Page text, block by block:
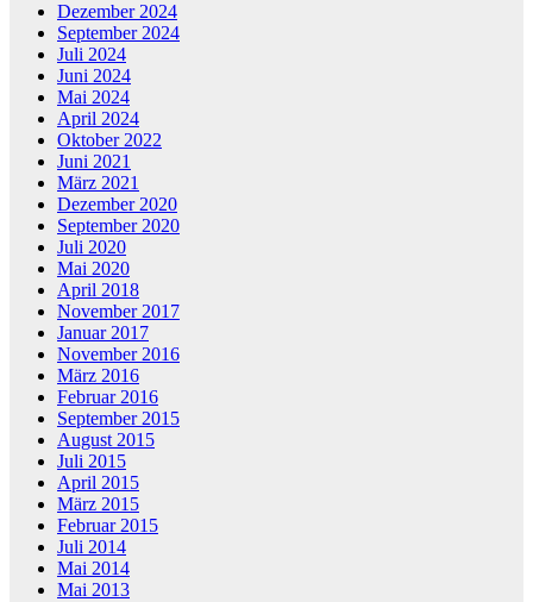
Dezember 2024
September 2024
Juli 2024
Juni 2024
Mai 2024
April 2024
Oktober 2022
Juni 2021
März 2021
Dezember 2020
September 2020
Juli 2020
Mai 2020
April 2018
November 2017
Januar 2017
November 2016
März 2016
Februar 2016
September 2015
August 2015
Juli 2015
April 2015
März 2015
Februar 2015
Juli 2014
Mai 2014
Mai 2013